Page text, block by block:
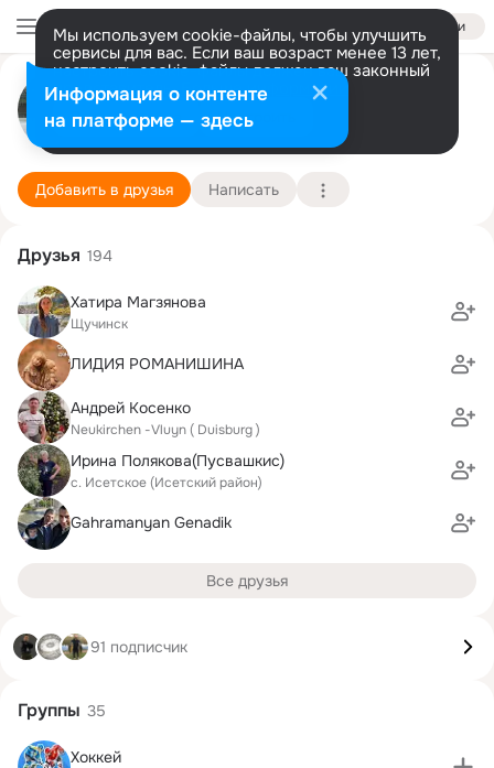
Войти
Мы используем cookie-файлы, чтобы улучшить
сервисы для вас. Если ваш возраст менее 13 лет,
настроить cookie-файлы должен ваш законный
представитель. Больше информации
Разрешить все Настроить
Dimitri Kaechtin
Münnerstadt 1 июня (44 года)
Подробнее
Добавить в друзья Написать
Друзья 194
Хатира Магзянова
Щучинск
ЛИДИЯ РОМАНИШИНА
Андрей Koсенко
Neukirchen -Vluyn ( Duisburg )
Ирина Полякова(Пусвашкис)
с. Исетское (Исетский район)
Gahramanyan Genadik
Все друзья
91 подписчик
Группы 35
Хоккей
Информация о контенте
на платформе — здесь